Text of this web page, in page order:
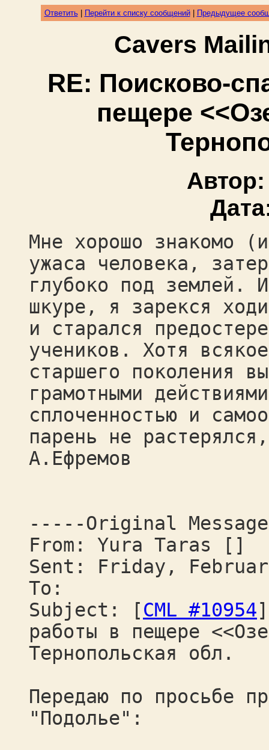
Ответить| Перейти к списку сообщений| Предыдущее
Cavers
RE: Поисково-
пещере
Мне хорошо знакомо
ужаса человека,
глубоко под землей.
шкуре, я зарекся
и старался
учеников. Хотя
старшего поколения
грамотными
сплоченностью и
парень не
А.Ефремов
-----Original
From: Yura Taras []
Sent: Friday,
To:
Subject: [CML #10954
работы в пещере
Тернопольская обл.
Передаю по просьбе
"Подолье":